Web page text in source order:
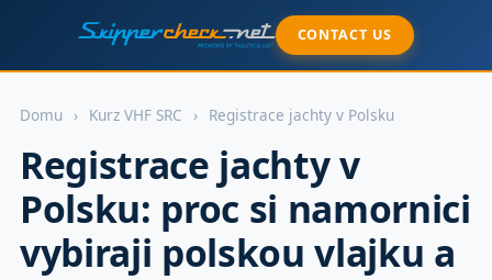
CONTACT US
Domu › Kurz VHF SRC › Registrace jachty v Polsku
Registrace jachty v
Polsku: proc si namornici
vybiraji polskou vlajku a